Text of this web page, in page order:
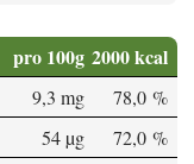
pro 100g 2000 kcal
9,3 mg
78,0 %
54 µg
72,0 %